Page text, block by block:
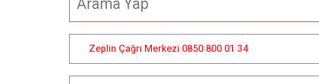
Zeplin Çağrı Merkezi 0850 800 01 34